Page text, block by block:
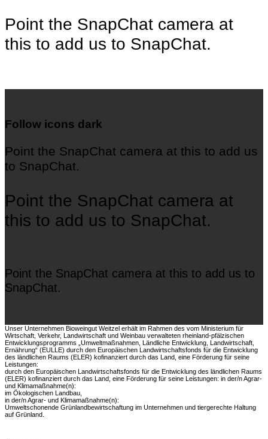
Point the SnapChat camera at
this to add us to SnapChat.
Follow icons dark
Point the SnapChat camera at this to add us
to SnapChat.
Point the SnapChat camera at
this to add us to SnapChat.
Point the SnapChat camera at this to add us to
SnapChat.
Unser Unternehmen Bioweingut Weitzel erhält im Rahmen des vom Ministerium für
Wirtschaft, Verkehr, Landwirtschaft und Weinbau verwalteten rheinland-pfälzischen
Entwicklungsprogramms „Umweltmaßnahmen, Ländliche Entwicklung, Landwirtschaft,
Ernährung“ (EULLE) durch den Europäischen Landwirtschaftsfonds für die Entwicklung
des ländlichen Raums (ELER) kofinanziert durch das Land, eine Förderung für seine
Leistungen:
durch den Europäischen Landwirtschaftsfonds für die Entwicklung des ländlichen Raums
(ELER) kofinanziert durch das Land, eine Förderung für seine Leistungen: in der/n Agrar-
und Klimamaßnahme(n):
im Ökologischen Landbau,
in der/n Agrar- und Klimamaßnahme(n):
Umweltschonende Grünlandbewirtschaftung im Unternehmen und tiergerechte Haltung
auf Grünland.